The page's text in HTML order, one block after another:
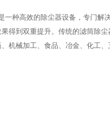
一种高效的除尘器设备，专门解
得到双重提升。传统的滤筒除
、机械加工、食品、冶金、化工